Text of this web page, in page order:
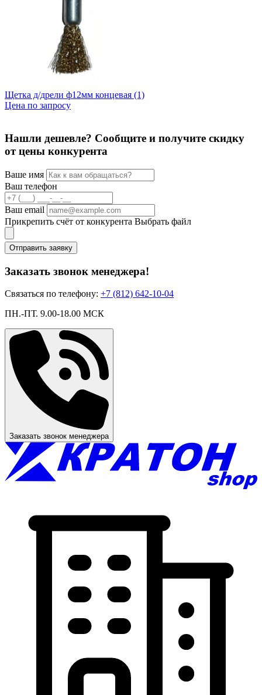
Щетка д/дрели ф12мм концевая (1)
Цена по запросу
Нашли дешевле? Сообщите и получите скидку
от цены конкурента
Ваше имя
Ваш телефон
Ваш email
Прикрепить счёт от конкурента Выбрать файл
Отправить заявку
Заказать звонок менеджера!
Связаться по телефону: +7 (812) 642-10-04
ПН.-ПТ. 9.00-18.00 МСК
Заказать звонок менеджера